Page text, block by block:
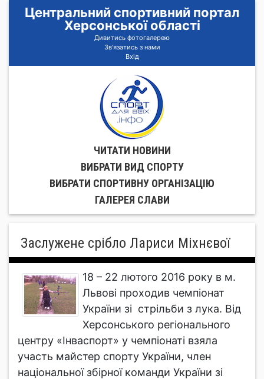
Центральний спортивний портал
Херсонської області
Дивитись фотогалерею
Зв'язатись з нами
Вхід
ЧИТАТИ НОВИНИ
ВИБРАТИ ВИД СПОРТУ
ВИБРАТИ СПОРТИВНУ ОРГАНIЗАЦIЮ
ГАЛЕРЕЯ СЛАВИ
Заслужене срібло Лариси Міхнєвої
18 – 22 лютого 2016 року в м.
Львові проходив чемпіонат
України зі стрільби з лука. Від
Херсонського регіонального
центру «Інваспорт» у чемпіонаті взяла
участь майстер спорту України, член
національної збірної команди України зі